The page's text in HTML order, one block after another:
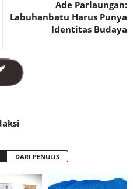
Ade Parlaungan:
Labuhanbatu Harus Punya
Identitas Budaya
DARI PENULIS